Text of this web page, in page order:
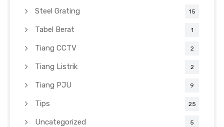
Steel Grating 15
Tabel Berat 1
Tiang CCTV 2
Tiang Listrik 2
Tiang PJU 9
Tips 25
Uncategorized 5